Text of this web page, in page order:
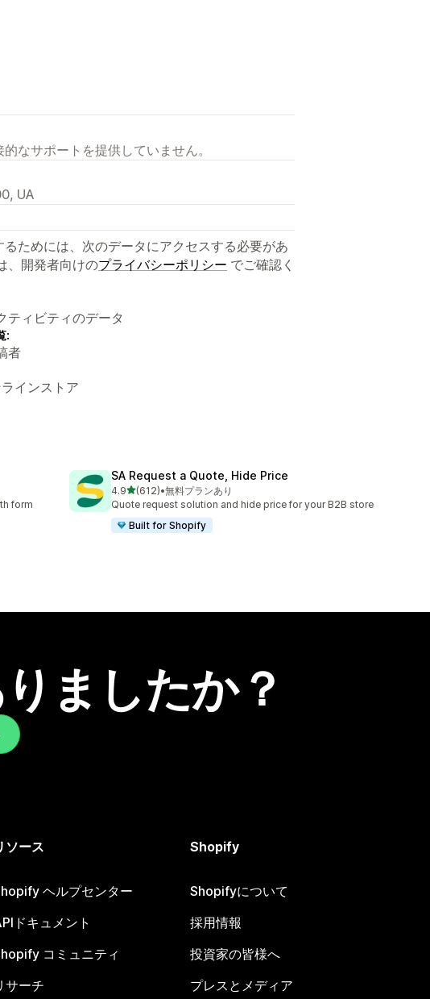
なサポートを提供していません。
UA
ためには、次のデータにアクセスする必要があ
、開発者向けのプライバシーポリシー でご確認く
ティビティのデータ
:
者
インストア
form
SA Request a Quote, Hide Price
4.95つ星中
(612)
合計レビュー数：612件
•無料プランあり
Quote request solution and hide price for your B2B store
Built for Shopify
ましたか？
ソース
ヘルプセンター
ドキュメント
コミュニティ
サーチ
Shopify
Shopifyについて
採用情報
投資家の皆様へ
プレスとメディア